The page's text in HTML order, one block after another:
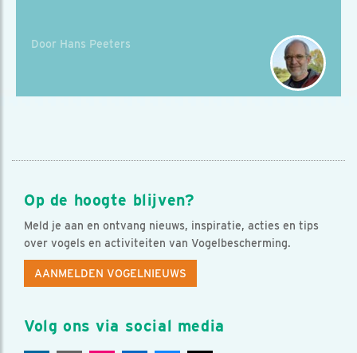
Door Hans Peeters
Op de hoogte blijven?
Meld je aan en ontvang nieuws, inspiratie, acties en tips
over vogels en activiteiten van Vogelbescherming.
AANMELDEN VOGELNIEUWS
Volg ons via social media